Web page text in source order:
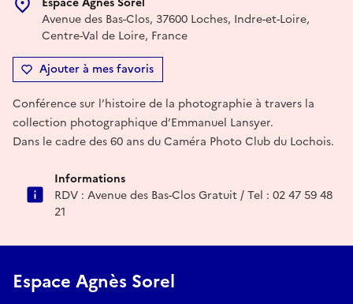
Avenue des Bas-Clos, 37600 Loches, Indre-et-Loire,
Centre-Val de Loire, France
Ajouter à mes favoris
Conférence sur l’histoire de la photographie à travers la
collection photographique d’Emmanuel Lansyer.
Dans le cadre des 60 ans du Caméra Photo Club du Lochois.
Informations
RDV : Avenue des Bas-Clos Gratuit / Tel : 02 47 59 48
21
Espace Agnès Sorel